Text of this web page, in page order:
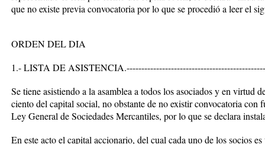
que no existe previa convocatoria por lo que se procedió a leer el
ORDEN DEL DIA
1.- LISTA DE ASISTENCIA
Se tiene asistiendo a la asamblea a todos los asociados y en virtud
ciento del capital social, no obstante de no existir convocatoria con
Ley General de Sociedades Mercantiles, por lo que se declara
En este acto el capital accionario, del cual cada uno de los socios